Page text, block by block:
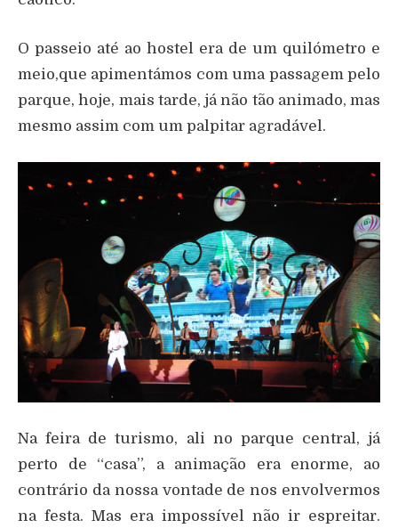
O passeio até ao hostel era de um quilómetro e
meio,que apimentámos com uma passagem pelo
parque, hoje, mais tarde, já não tão animado, mas
mesmo assim com um palpitar agradável.
Na feira de turismo, ali no parque central, já
perto de “casa”, a animação era enorme, ao
contrário da nossa vontade de nos envolvermos
na festa. Mas era impossível não ir espreitar.